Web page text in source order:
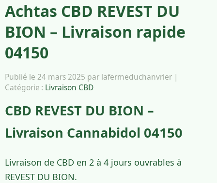
Achtas CBD REVEST DU
BION – Livraison rapide
04150
Publié le 24 mars 2025 par lafermeduchanvrier |
Catégorie : Livraison CBD
CBD REVEST DU BION –
Livraison Cannabidol 04150
Livraison de CBD en 2 à 4 jours ouvrables à
REVEST DU BION.